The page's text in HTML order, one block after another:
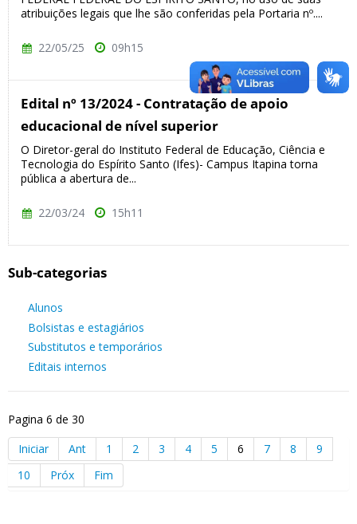
atribuições legais que lhe são conferidas pela Portaria nº....
22/05/25 09h15
Edital nº 13/2024 - Contratação de apoio
educacional de nível superior
O Diretor-geral do Instituto Federal de Educação, Ciência e
Tecnologia do Espírito Santo (Ifes)- Campus Itapina torna
pública a abertura de...
22/03/24 15h11
Sub-categorias
Alunos
Bolsistas e estagiários
Substitutos e temporários
Editais internos
Pagina 6 de 30
Iniciar
Ant 1 2 3 4 5 6 7 8
9
10
Próx Fim